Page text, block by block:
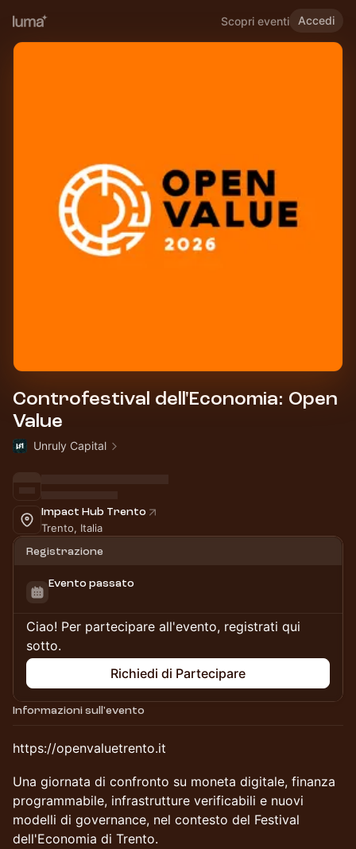
Scopri eventi Accedi
Controfestival dell'Economia: Open
Value
Unruly Capital
Impact Hub Trento
Trento, Italia
Registrazione
Evento passato
Ciao! Per partecipare all'evento, registrati qui
sotto.
Richiedi di Partecipare
Informazioni sull'evento
https://openvaluetrento.it
Una giornata di confronto su moneta digitale, finanza
programmabile, infrastrutture verificabili e nuovi
modelli di governance, nel contesto del Festival
dell'Economia di Trento.